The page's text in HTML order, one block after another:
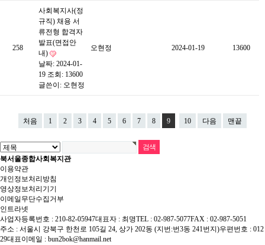
258
사회복지사(정
규직) 채용 서
류전형 합격자
발표(면접안
내)
날짜: 2024-01-
19 조회: 13600
글쓴이: 오현정
오현정 2024-01-19 13600
처음 1 2 3 4 5 6 7 8 9 10 다음 맨끝
북서울종합사회복지관
이용약관
개인정보처리방침
영상정보처리기기
이메일무단수집거부
인트라넷
사업자등록번호 : 210-82-05947대표자 : 최명TEL : 02-987-5077FAX : 02-987-5051
주소 : 서울시 강북구 한천로 105길 24, 상가 202동 (지번:번3동 241번지)우편번호 : 012
29대표이메일 : bun2bok@hanmail.net